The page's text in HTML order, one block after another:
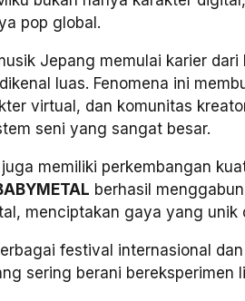
pop global.
Jepang memulai karier dari
luas. Fenomena ini
virtual, dan komunitas
seni yang sangat besar.
memiliki perkembangan
berhasil
menciptakan gaya yang unik
festival internasional
sering berani bereksperimen